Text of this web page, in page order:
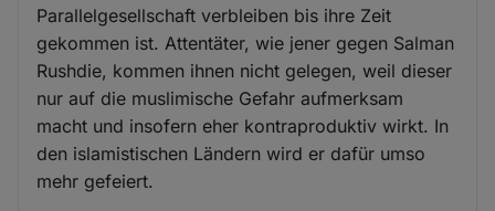
Parallelgesellschaft verbleiben bis ihre Zeit
gekommen ist. Attentäter, wie jener gegen Salman
Rushdie, kommen ihnen nicht gelegen, weil dieser
nur auf die muslimische Gefahr aufmerksam
macht und insofern eher kontraproduktiv wirkt. In
den islamistischen Ländern wird er dafür umso
mehr gefeiert.